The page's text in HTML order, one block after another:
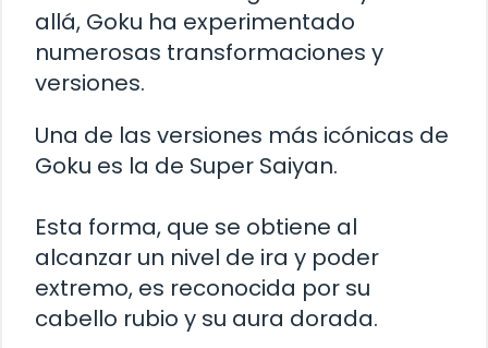
allá, Goku ha experimentado
numerosas transformaciones y
versiones.
Una de las versiones más icónicas de
Goku es la de Super Saiyan.
Esta forma, que se obtiene al
alcanzar un nivel de ira y poder
extremo, es reconocida por su
cabello rubio y su aura dorada.